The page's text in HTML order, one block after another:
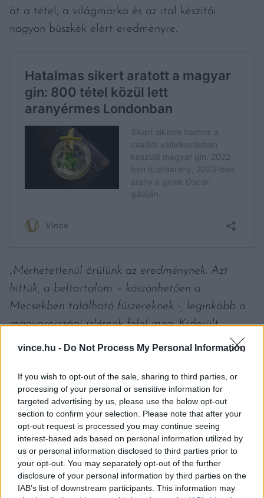
vince.hu - Do Not Process My Personal Information
If you wish to opt-out of the sale, sharing to third parties, or
processing of your personal or sensitive information for
targeted advertising by us, please use the below opt-out
section to confirm your selection. Please note that after your
opt-out request is processed you may continue seeing
interest-based ads based on personal information utilized by
us or personal information disclosed to third parties prior to
your opt-out. You may separately opt-out of the further
disclosure of your personal information by third parties on the
IAB’s list of downstream participants. This information may
át a tétel, a világmárka és az ital készítői
nagyon büszkék elért eredményre.
„Mérhetetlenül örülünk az eredménynek. Azt
hittük, a beltartalom – köszönhetően a
Mecsekben található fűszereknek -, leginkább a
magyarországi ízlésnek felel meg.Kiderült
azonban, nemzetközi szinten is megállja a helyét.
Búzavirág gin alapítója, Bárány Péter. A
márkatulajdonosokban a díj megerősítette az
exportra irányuló szándékot. Eddig ugyanis az
egyedi csomagolású ital a reptér mellett
leginkább a turisták által látogatott prémium
vendéglátóhelyeken, az 5 csillagos szállodák
bárjaiban, és belvárosi éttermekben volt